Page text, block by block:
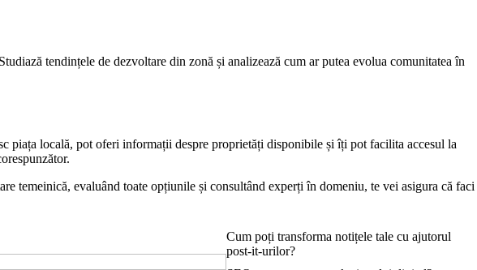
tendințele de dezvoltare din zonă și analizează cum ar putea evolua comunitatea în
piața locală, pot oferi informații despre proprietăți disponibile și îți pot facilita accesul la
temeinică, evaluând toate opțiunile și consultând experți în domeniu, te vei asigura că faci
Cum poți transforma notițele tale cu ajutorul
post-it-urilor?